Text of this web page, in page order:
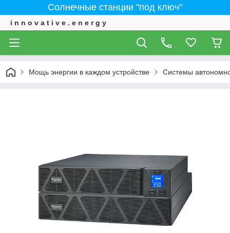
Солнечные станции "под ключ"
i n n o v a t i v e . e n e r g y
Мощь энергии в каждом устройстве Системы